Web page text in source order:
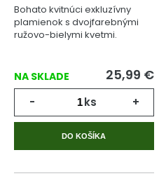
Bohato kvitnúci exkluzívny
plamienok s dvojfarebnými
ružovo-bielymi kvetmi.
NA SKLADE 25,99 €
- ks +
DO KOŠÍKA